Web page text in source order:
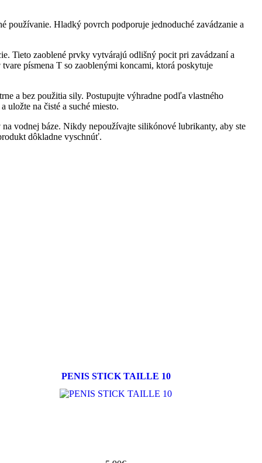
používanie. Hladký povrch podporuje jednoduché zavádzanie a
Tieto zaoblené prvky vytvárajú odlišný pocit pri zavádzaní a
písmena T so zaoblenými koncami, ktorá poskytuje
a bez použitia sily. Postupujte výhradne podľa vlastného
na čisté a suché miesto.
vodnej báze. Nikdy nepoužívajte silikónové lubrikanty, aby ste
dôkladne vyschnúť.
PENIS STICK TAILLE 10